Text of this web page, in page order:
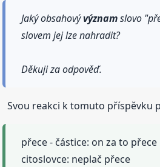
Jaký obsahovývýznamslovo
slovem jej lze nahradit?
Děkuji za odpověď.
Svou reakci k tomuto příspěvku
přece - částice: on za to
citoslovce: neplač přece